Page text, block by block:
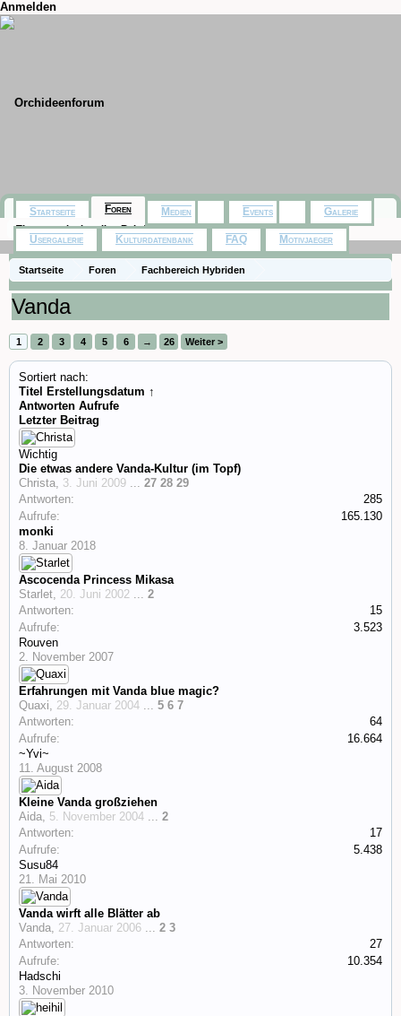
Anmelden
Startseite Foren Fachbereich Hybriden
Vanda
1 2 3 4 5 6 → 26 Weiter >
Sortiert nach:
Titel
Erstellungsdatum ↑
Antworten Aufrufe
Letzter Beitrag
Wichtig
Die etwas andere Vanda-Kultur (im Topf)
Christa, 3. Juni 2009 ... 27 28 29
Antworten:
285
Aufrufe:
165.130
monki
8. Januar 2018
Ascocenda Princess Mikasa
Starlet, 20. Juni 2002 ... 2
Antworten:
15
Aufrufe:
3.523
Rouven
2. November 2007
Erfahrungen mit Vanda blue magic?
Quaxi, 29. Januar 2004 ... 5 6 7
Antworten:
64
Aufrufe:
16.664
~Yvi~
11. August 2008
Kleine Vanda großziehen
Aida, 5. November 2004 ... 2
Antworten:
17
Aufrufe:
5.438
Susu84
21. Mai 2010
Vanda wirft alle Blätter ab
Vanda, 27. Januar 2006 ... 2 3
Antworten:
27
Aufrufe:
10.354
Hadschi
3. November 2010
Startseite Foren
Themen mit aktuellen Beiträgen
Medien Events Galerie
Usergalerie Kulturdatenbank FAQ Motivjaeger